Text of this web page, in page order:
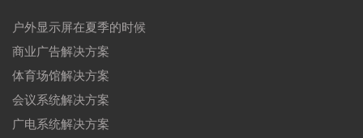
户外显示屏在夏季的时候
商业广告解决方案
体育场馆解决方案
会议系统解决方案
广电系统解决方案